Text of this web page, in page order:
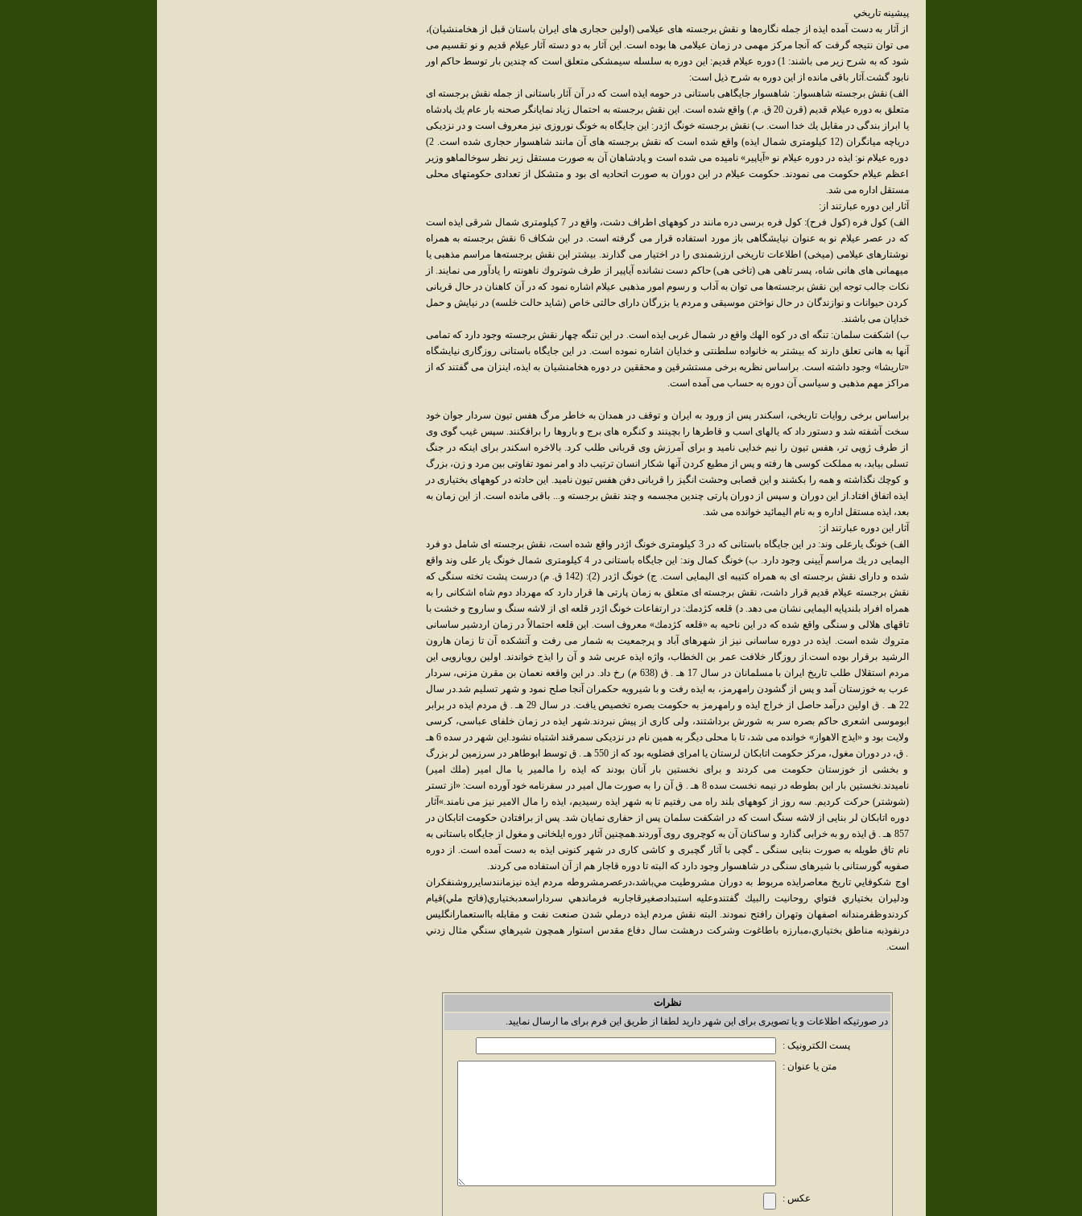
پيشينه تاريخي
از آثار به دست آمده ايذه از جمله نگاره‌ها و نقش برجسته هاى عيلامى (اولين حجارى هاى ايران باستان قبل از هخامنشيان)،
مى توان نتيجه گرفت كه آنجا مركز مهمى در زمان عيلامى ها بوده است. اين آثار به دو دسته آثار عيلام قديم و نو تقسيم مى
شود كه به شرح زير مى باشند: 1) دوره عيلام قديم: اين دوره به سلسله سيمشكى متعلق است كه چندين بار توسط حاكم اور
نابود گشت.آثار باقى مانده از اين دوره به شرح ذيل است:
الف) نقش برجسته شاهسوار: شاهسوار جايگاهى باستانى در حومه ايذه است كه در آن آثار باستانى از جمله نقش برجسته اى
متعلق به دوره عيلام قديم (قرن 20 ق. م.) واقع شده است. اين نقش برجسته به احتمال زياد نمايانگر صحنه بار عام يك پادشاه
يا ابراز بندگى در مقابل يك خدا است. ب) نقش برجسته خونگ اژدر: اين جايگاه به خونگ نوروزى نيز معروف است و در نزديكى
درياچه ميانگران (12 كيلومترى شمال ايذه) واقع شده است كه نقش برجسته هاى آن مانند شاهسوار حجارى شده است. 2)
دوره عيلام نو: ايذه در دوره عيلام نو «آياپير» ناميده مى شده است و پادشاهان آن به صورت مستقل زير نظر سوخالماهو وزير
اعظم عيلام حكومت مى نمودند. حكومت عيلام در اين دوران به صورت اتحاديه اى بود و متشكل از تعدادى حكومتهاى محلى
مستقل اداره مى شد.
آثار اين دوره عبارتند از:
الف) كول فره (کول فرح): كول فره برسى دره مانند در كوههاى اطراف دشت، واقع در 7 كيلومترى شمال شرقى ايذه است
كه در عصر عيلام نو به عنوان نيايشگاهى باز مورد استفاده قرار مى گرفته است. در اين شكاف 6 نقش برجسته به همراه
نوشتارهاى عيلامى (ميخى) اطلاعات تاريخى ارزشمندى را در اختيار مى گذارند. بيشتر اين نقش برجسته‌ها مراسم مذهبى يا
ميهمانى هاى هانى شاه، پسر تاهى هى (تاخى هى) حاكم دست نشانده آياپير از طرف شوتروك ناهونته را يادآور مى نمايند. از
نكات جالب توجه اين نقش برجسته‌ها مى توان به آداب و رسوم امور مذهبى عيلام اشاره نمود كه در آن كاهنان در حال قربانى
كردن حيوانات و نوازندگان در حال نواختن موسيقى و مردم يا بزرگان داراى حالتى خاص (شايد حالت خلسه) در نيايش و حمل
خدايان مى باشند.
ب) اشكفت سلمان: تنگه اى در كوه الهك واقع در شمال غربى ايذه است. در اين تنگه چهار نقش برجسته وجود دارد كه تمامى
آنها به هانى تعلق دارند كه بيشتر به خانواده سلطنتى و خدايان اشاره نموده است. در اين جايگاه باستانى روزگارى نيايشگاه
«تاريشا» وجود داشته است. براساس نظريه برخى مستشرقين و محققين در دوره هخامنشيان به ايذه، اينزان مى گفتند كه از
مراكز مهم مذهبى و سياسى آن دوره به حساب مى آمده است.
براساس برخى روايات تاريخى، اسكندر پس از ورود به ايران و توقف در همدان به خاطر مرگ هفس تيون سردار جوان خود
سخت آشفته شد و دستور داد كه يالهاى اسب و قاطرها را بچينند و كنگره هاى برج و باروها را برافكنند. سپس غيب گوى وى
از طرف ژوپى تر، هفس تيون را نيم خدايى ناميد و براى آمرزش وى قربانى طلب كرد. بالاخره اسكندر براى اينكه در جنگ
تسلى بيابد، به مملكت كوسى ها رفته و پس از مطيع كردن آنها شكار انسان ترتيب داد و امر نمود تفاوتى بين مرد و زن، بزرگ
و كوچك نگذاشته و همه را بكشند و اين قصابى وحشت انگيز را قربانى دفن هفس تيون ناميد. اين حادثه در كوههاى بختيارى در
ايذه اتفاق افتاد.از اين دوران و سپس از دوران پارتى چندين مجسمه و چند نقش برجسته و... باقى مانده است. از اين زمان به
بعد، ايذه مستقل اداره و به نام اليمائيد خوانده مى شد.
آثار اين دوره عبارتند از:
الف) خونگ يارعلى وند: در اين جايگاه باستانى كه در 3 كيلومترى خونگ اژدر واقع شده است، نقش برجسته اى شامل دو فرد
اليمايى در يك مراسم آيينى وجود دارد. ب) خونگ كمال وند: اين جايگاه باستانى در 4 كيلومترى شمال خونگ يار على وند واقع
شده و داراى نقش برجسته اى به همراه كتيبه اى اليمايى است. ج) خونگ اژدر (2): (142 ق. م) درست پشت تخته سنگى كه
نقش برجسته عيلام قديم قرار داشت، نقش برجسته اى متعلق به زمان پارتى ها قرار دارد كه مهرداد دوم شاه اشكانى را به
همراه افراد بلندپايه اليمايى نشان مى دهد. د) قلعه كژدمك: در ارتفاعات خونگ اژدر قلعه اى از لاشه سنگ و ساروج و خشت با
تاقهاى هلالى و سنگى واقع شده كه در اين ناحيه به «قلعه كژدمك» معروف است. اين قلعه احتمالاً در زمان اردشير ساسانى
متروك شده است. ايذه در دوره ساسانى نيز از شهرهاى آباد و پرجمعيت به شمار مى رفت و آتشكده آن تا زمان هارون
الرشيد برقرار بوده است.از روزگار خلافت عمر بن الخطاب، واژه ايذه عربى شد و آن را ايذج خواندند. اولين رويارويى اين
مردم استقلال طلب تاريخ ايران با مسلمانان در سال 17 هـ . ق (638 م) رخ داد. در اين واقعه نعمان بن مقرن مزنى، سردار
عرب به خوزستان آمد و پس از گشودن رامهرمز، به ايذه رفت و با شيرويه حكمران آنجا صلح نمود و شهر تسليم شد.در سال
22 هـ . ق اولين درآمد حاصل از خراج ايذه و رامهرمز به حكومت بصره تخصيص يافت. در سال 29 هـ . ق مردم ايذه در برابر
ابوموسى اشعرى حاكم بصره سر به شورش برداشتند، ولى كارى از پيش نبردند.شهر ايذه در زمان خلفاى عباسى، كرسى
ولايت بود و «ايذج الاهواز» خوانده مى شد، تا با محلى ديگر به همين نام در نزديكى سمرقند اشتباه نشود.اين شهر در سده 6 هـ
. ق، در دوران مغول، مركز حكومت اتابكان لرستان يا امراى فضلويه بود كه از 550 هـ . ق توسط ابوطاهر در سرزمين لر بزرگ
و بخشى از خوزستان حكومت مى كردند و براى نخستين بار آنان بودند كه ايذه را مالمير يا مال امير (ملك امير)
ناميدند.نخستين بار ابن بطوطه در نيمه نخست سده 8 هـ . ق آن را به صورت مال امير در سفرنامه خود آورده است: «از تستر
(شوشتر) حركت كرديم. سه روز از كوههاى بلند راه مى رفتيم تا به شهر ايذه رسيديم، ايذه را مال الامير نيز مى نامند.»آثار
دوره اتابكان لر بنايى از لاشه سنگ است كه در اشكفت سلمان پس از حفارى نمايان شد. پس از برافتادن حكومت اتابكان در
857 هـ . ق ايذه رو به خرابى گذارد و ساكنان آن به كوچروى روى آوردند.همچنين آثار دوره ايلخانى و مغول از جايگاه باستانى به
نام تاق طويله به صورت بنايى سنگى ـ گچى با آثار گچبرى و كاشى كارى در شهر كنونى ايذه به دست آمده است. از دوره
صفويه گورستانى با شيرهاى سنگى در شاهسوار وجود دارد كه البته تا دوره قاجار هم از آن استفاده مى كردند.
اوج شكوفايي تاريخ معاصرايذه مربوط به دوران مشروطيت مي‌باشد،درعصرمشروطه مردم ايذه نيزمانندسايرروشنفكران
ودليران بختياري فتواي روحانيت رالبيك گفتندوعليه استبدادصغيرقاجاربه فرماندهي سرداراسعدبختياري(فاتح ملي)قيام
كردندوظفرمندانه اصفهان وتهران رافتح نمودند. البته نقش مردم ايذه درملي شدن صنعت نفت و مقابله بااستعمارانگليس
درنفوذبه مناطق بختياري،مبارزه باطاغوت وشركت درهشت سال دفاع مقدس استوار همچون شيرهاي سنگي مثال زدني
است.
نظرات
در صورتیکه اطلاعات و یا تصویری برای این شهر دارید لطفا از طریق این فرم برای ما ارسال نمایید.
پست الکترونیک :
متن یا عنوان :
عکس :